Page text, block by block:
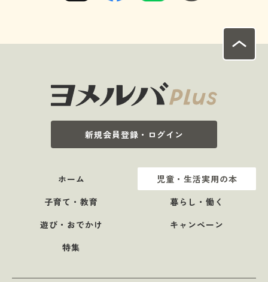
新規会員登録・ログイン
ホーム
児童・生活実用の本
子育て・教育
暮らし・働く
遊び・おでかけ
キャンペーン
特集